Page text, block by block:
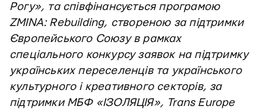
Рогу», та співфінансується програмою
ZMINA: Rebuilding, створеною за підтримки
Європейського Союзу в рамках
спеціального конкурсу заявок на підтримку
українських переселенців та українського
культурного і креативного секторів, за
підтримки МБФ «ІЗОЛЯЦІЯ», Trans Europe